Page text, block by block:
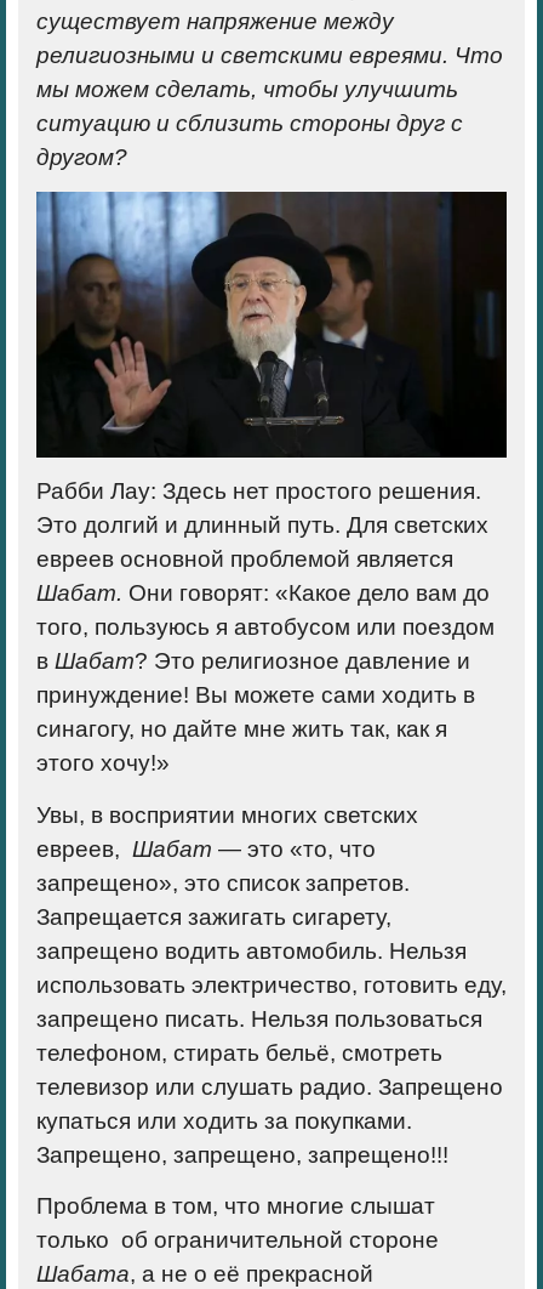
существует напряжение между
религиозными и светскими евреями. Что
мы можем сделать, чтобы улучшить
ситуацию и сблизить стороны друг с
другом?
Рабби Лау: Здесь нет простого решения.
Это долгий и длинный путь. Для светских
евреев основной проблемой является
Шабат. Они говорят: «Какое дело вам до
того, пользуюсь я автобусом или поездом
в Шабат? Это религиозное давление и
принуждение! Вы можете сами ходить в
синагогу, но дайте мне жить так, как я
этого хочу!»
Увы, в восприятии многих светских
евреев, Шабат — это «то, что
запрещено», это список запретов.
Запрещается зажигать сигарету,
запрещено водить автомобиль. Нельзя
использовать электричество, готовить еду,
запрещено писать. Нельзя пользоваться
телефоном, стирать бельё, смотреть
телевизор или слушать радио. Запрещено
купаться или ходить за покупками.
Запрещено, запрещено, запрещено!!!
Проблема в том, что многие слышат
только об ограничительной стороне
Шабата, а не о её прекрасной